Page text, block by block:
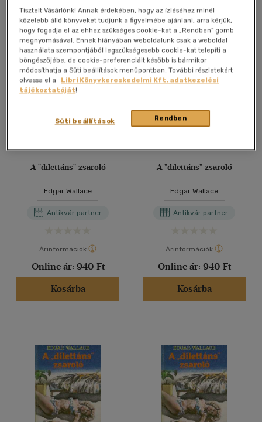
További formátumok
A "dilettáns" zsaroló
Edgar Wallace
Antikvár partner
Árinformációk
Online ár: 940 Ft
Kosárba
A "dilettáns" zsaroló
Edgar Wallace
Antikvár partner
Árinformációk
Online ár: 940 Ft
Kosárba
Tisztelt Vásárlónk! Annak érdekében, hogy az ízléséhez minél
közelebb álló könyveket tudjunk a figyelmébe ajánlani, arra kérjük,
hogy fogadja el az ehhez szükséges cookie-kat a „Rendben” gomb
megnyomásával. Ennek hiányában weboldalunk csak a weboldal
használata szempontjából legszükségesebb cookie-kat telepíti a
böngészőjébe, de cookie-preferenciáit később is bármikor
módosíthatja a Süti beállítások menüpontban. További részletekért
olvassa el a
Libri Könyvkereskedelmi Kft. adatkezelési
tájékoztatóját!
Rendben
Süti beállítások